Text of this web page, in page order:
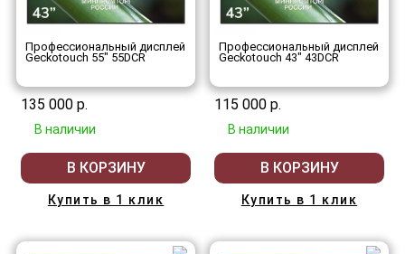
Профессиональный дисплей
Geckotouch 55" 55DCR
135 000 р.
В наличии
В КОРЗИНУ
Купить в 1 клик
Профессиональный дисплей
Geckotouch 43" 43DCR
115 000 р.
В наличии
В КОРЗИНУ
Купить в 1 клик